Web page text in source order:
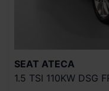
SEAT ATECA